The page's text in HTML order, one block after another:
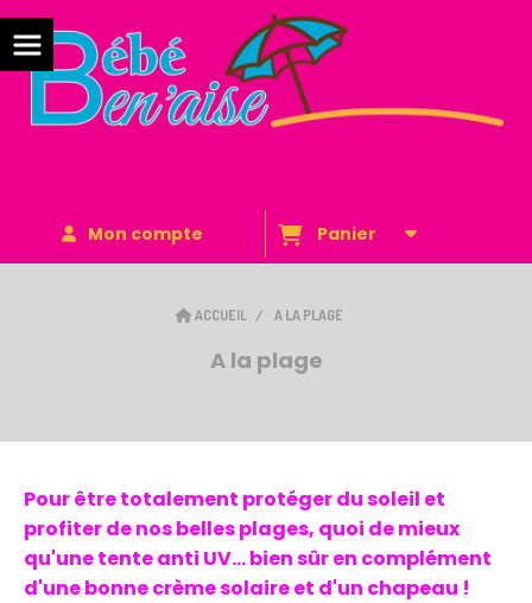
Mon compte Panier
ACCUEIL A LA PLAGE
A la plage
Pour être totalement protéger du soleil et
profiter de nos belles plages, quoi de mieux
qu'une tente anti UV... bien sûr en complément
d'une bonne crème solaire et d'un chapeau !